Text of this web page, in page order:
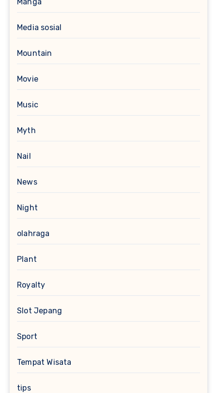
Media sosial
Mountain
Movie
Music
Myth
Nail
News
Night
olahraga
Plant
Royalty
Slot Jepang
Sport
Tempat Wisata
tips